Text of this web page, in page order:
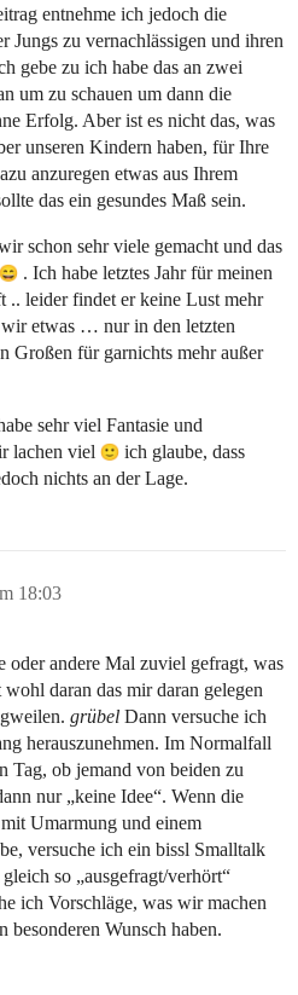
entnehme ich jedoch die
Jungs zu vernachlässigen und ihren
gebe zu ich habe das an zwei
um zu schauen um dann die
Erfolg. Aber ist es nicht das, was
unseren Kindern haben, für Ihre
anzuregen etwas aus Ihrem
das ein gesundes Maß sein.
schon sehr viele gemacht und das
. Ich habe letztes Jahr für meinen
.. leider findet er keine Lust mehr
etwas … nur in den letzten
Großen für garnichts mehr außer
sehr viel Fantasie und
lachen viel
ich glaube, dass
nichts an der Lage.
18:03
oder andere Mal zuviel gefragt, was
daran das mir daran gelegen
grübel Dann versuche ich
herauszunehmen. Im Normalfall
Tag, ob jemand von beiden zu
nur „keine Idee“. Wenn die
Umarmung und einem
versuche ich ein bissl Smalltalk
so „ausgefragt/verhört“
ich Vorschläge, was wir machen
besonderen Wunsch haben.